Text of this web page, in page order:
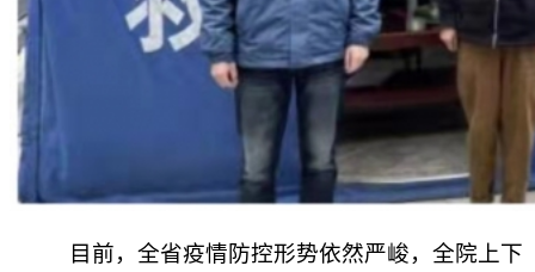
目前，全省疫情防控形势依然严峻，全院上下